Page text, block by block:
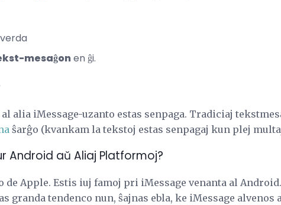
mesaĝonen ĝi.
al alia iMessage-uzanto estas senpaga. Tradiciaj
ŝarĝo (kvankam la tekstoj estas senpagaj kun plej
Android aŭ Aliaj Platformoj?
de Apple. Estis iuj famoj pri iMessage venanta al
granda tendenco nun, ŝajnas ebla, ke iMessage alvenos